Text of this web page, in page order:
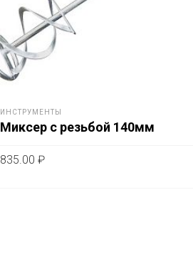
ИНСТРУМЕНТЫ
Миксер с резьбой 140мм
835.00 ₽